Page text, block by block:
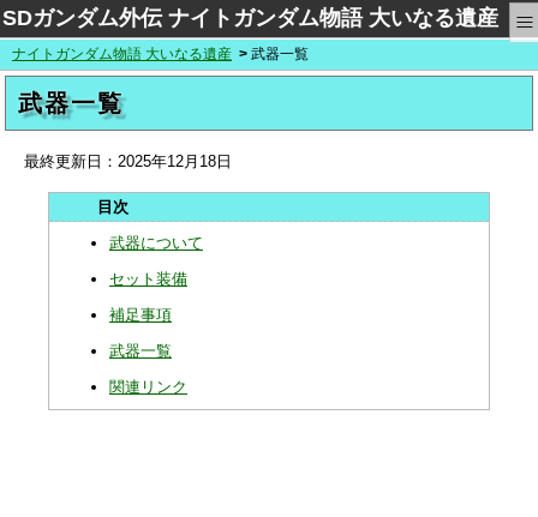
SDガンダム外伝 ナイトガンダム物語 大いなる遺産 ≡
ナイトガンダム物語 大いなる遺産 武器一覧
武器一覧
最終更新日： 2025年12月18日
武器について
セット装備
補足事項
武器一覧
関連リンク